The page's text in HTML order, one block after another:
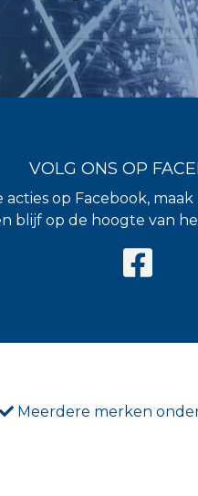
VOLG ONS OP
acties op Facebook,
blijf op de hoogte van
Meerdere merken